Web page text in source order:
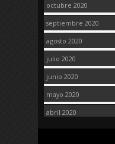
octubre 2020
septiembre 2020
agosto 2020
julio 2020
junio 2020
mayo 2020
abril 2020